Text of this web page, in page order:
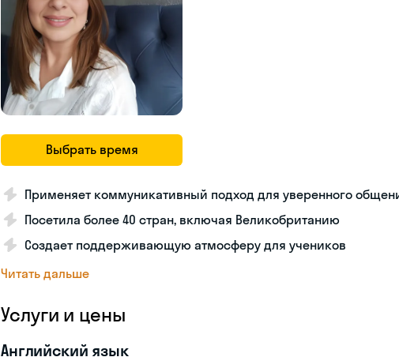
Выбрать время
Применяет коммуникативный подход для уверенного
Посетила более 40 стран, включая Великобританию
Создает поддерживающую атмосферу для учеников
Читать дальше
Услуги и цены
Английский язык